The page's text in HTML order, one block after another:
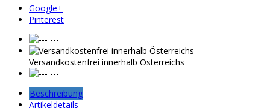
Google+
Pinterest
---
Versandkostenfrei innerhalb Österreichs
---
Beschreibung
Artikeldetails